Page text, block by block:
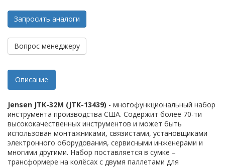
Запросить аналоги
Вопрос менеджеру
Описание
Jensen JTK-32M (JTK-13439) - многофункциональный набор
инструмента производства США. Содержит более 70-ти
высококачественных инструментов и может быть
использован монтажниками, связистами, установщиками
электронного оборудования, сервисными инженерами и
многими другими. Набор поставляется в cумке –
трансформере на колёсах с двумя паллетами для